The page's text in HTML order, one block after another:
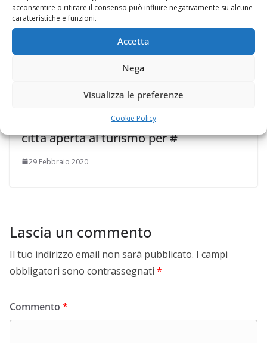
acconsentire o ritirare il consenso può influire negativamente su alcune
caratteristiche e funzioni.
Accetta
Nega
Visualizza le preferenze
Cookie Policy
Nessuna paura qui a #Napoli, PippoII e
una bella passeggiata salutate. Napoli
città aperta al turismo per #
29 Febbraio 2020
Lascia un commento
Il tuo indirizzo email non sarà pubblicato. I campi
obbligatori sono contrassegnati *
Commento *